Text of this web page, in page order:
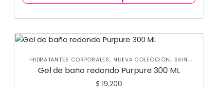
HIDRATANTES CORPORALES, NUEVA COLECCIÓN, SKIN
CARE CORPORAL
Gel de baño redondo Purpure 300 ML
$ 19.200